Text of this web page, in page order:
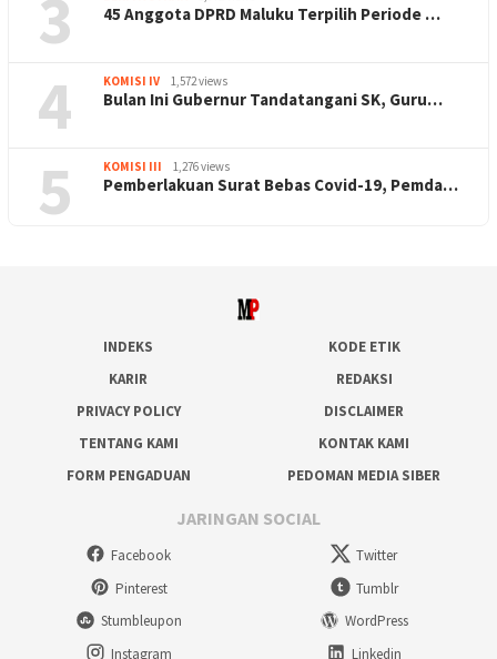
3 45 Anggota DPRD Maluku Terpilih Periode …
4 KOMISI IV 1,572 views
Bulan Ini Gubernur Tandatangani SK, Guru…
5 KOMISI III 1,276 views
Pemberlakuan Surat Bebas Covid-19, Pemda…
INDEKS
KODE ETIK
KARIR
REDAKSI
PRIVACY POLICY
DISCLAIMER
TENTANG KAMI
KONTAK KAMI
FORM PENGADUAN
PEDOMAN MEDIA SIBER
JARINGAN SOCIAL
Facebook
Twitter
Pinterest
Tumblr
Stumbleupon
WordPress
Instagram
Linkedin